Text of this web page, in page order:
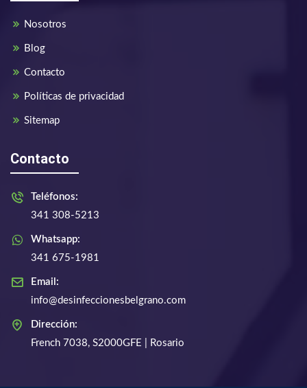
Nosotros
Blog
Contacto
Políticas de privacidad
Sitemap
Contacto
Teléfonos:
341 308-5213
Whatsapp:
341 675-1981
Email:
info@desinfeccionesbelgrano.com
Dirección:
French 7038, S2000GFE | Rosario